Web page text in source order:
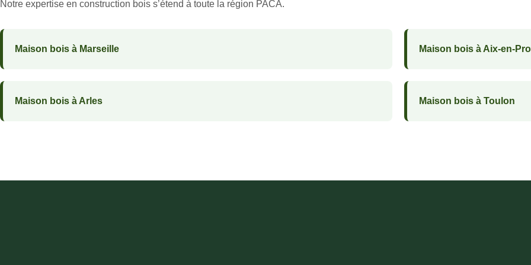
Notre expertise en construction bois s’étend à toute la région PACA.
Maison bois à Marseille Maison bois à Aix-en-
Maison bois à Arles Maison bois à Toulon